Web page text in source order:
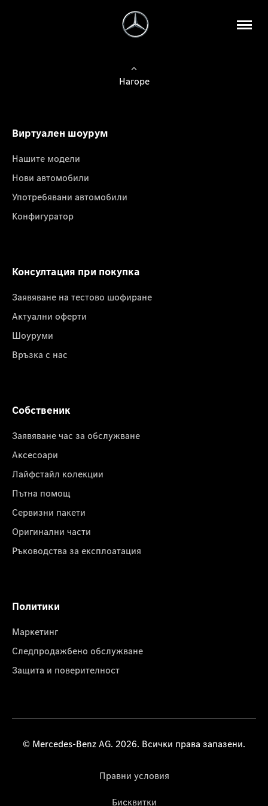
Нагоре
Виртуален шоурум
Нашите модели
Нови автомобили
Употребявани автомобили
Конфигуратор
Консултация при покупка
Заявяване на тестово шофиране
Актуални оферти
Шоуруми
Връзка с нас
Собственик
Заявяване час за обслужване
Аксесоари
Лайфстайл колекции
Пътна помощ
Сервизни пакети
Оригинални части
Ръководства за експлоатация
Политики
Маркетинг
Следпродажбено обслужване
Защита и поверителност
© Mercedes-Benz AG. 2026. Всички права запазени.
Правни условия
Бисквитки